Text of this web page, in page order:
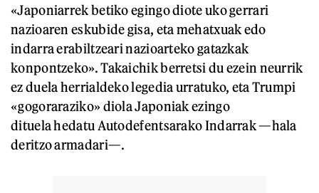
«Japoniarrek betiko egingo diote uko gerrari
nazioaren eskubide gisa, eta mehatxuak edo
indarra erabiltzeari nazioarteko gatazkak
konpontzeko». Takaichik berretsi du ezein neurrik
ez duela herrialdeko legedia urratuko, eta Trumpi
«gogoraraziko» diola Japoniak ezingo
dituela hedatu Autodefentsarako Indarrak —hala
deritzo armadari—.